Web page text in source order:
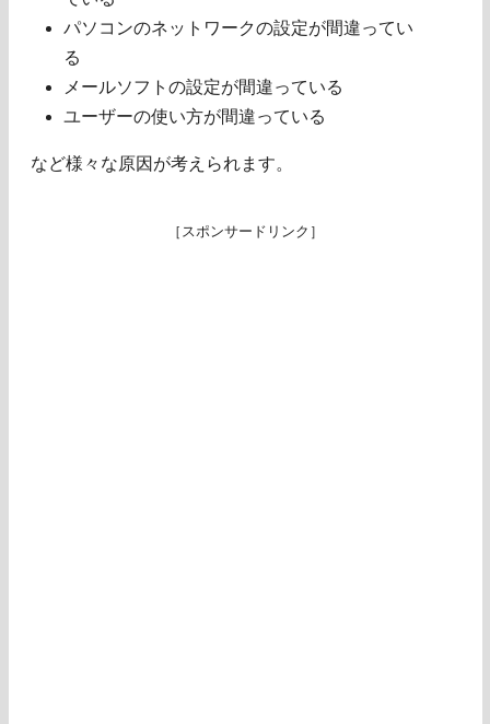
パソコンのネットワークの設定が間違ってい
る
メールソフトの設定が間違っている
ユーザーの使い方が間違っている
など様々な原因が考えられます。
［スポンサードリンク］